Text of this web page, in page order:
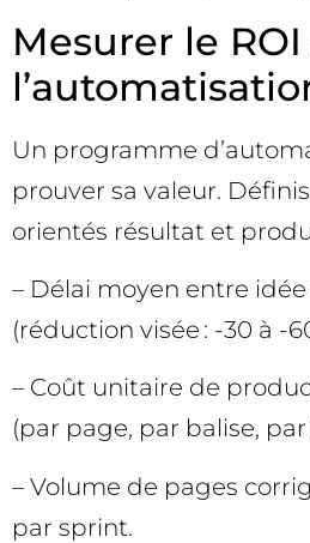
Mesurer le
Un programme
prouver sa valeur.
orientés résultat et
– Délai moyen entre
(réduction visée : -30 à -
– Coût unitaire de
(par page, par balise,
– Volume de pages
par sprint.